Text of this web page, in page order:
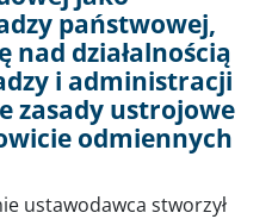
państwowej,
działalnością
i administracji
zasady ustrojowe
odmiennych
ustawodawca stworzył